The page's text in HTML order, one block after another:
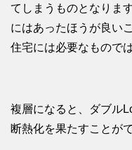
てしまうものとなりま
にはあったほうが良い
住宅には必要なもので
複層になると、ダブル
断熱化を果たすことが